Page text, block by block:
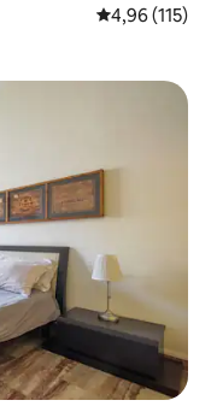
Prosječna
4,96 (115)